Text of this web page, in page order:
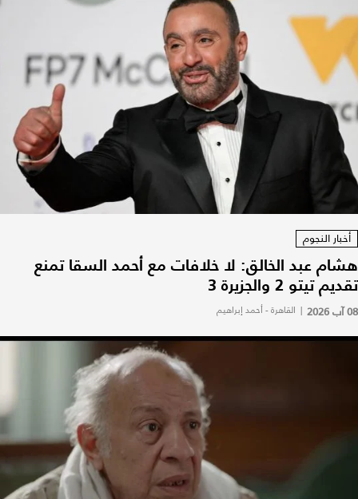
أخبار النجوم
هشام عبد الخالق: لا خلافات مع أحمد السقا تمنع
تقديم تيتو 2 والجزيرة 3
08 آب 2026 | القاهرة - أحمد إبراهيم